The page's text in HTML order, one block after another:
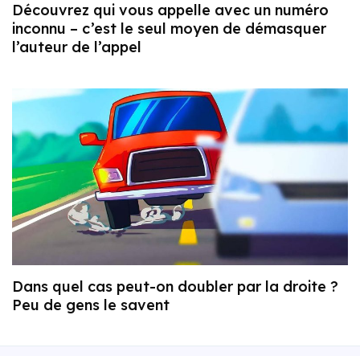
Découvrez qui vous appelle avec un numéro
inconnu – c’est le seul moyen de démasquer
l’auteur de l’appel
Dans quel cas peut-on doubler par la droite ?
Peu de gens le savent